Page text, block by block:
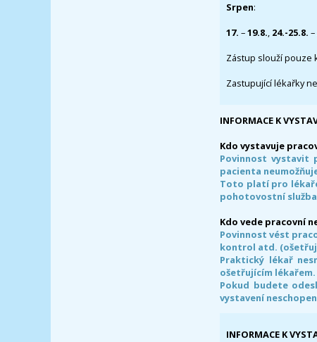
Srpen:
17. –19.8., 24.-25.8.
Zástup slouží pouze
Zastupující lékařky
INFORMACE K
Kdo vystavuje
Povinnost vystavit
pacienta
Toto platí pro
pohotovostní služba
Kdo vede pracovní
Povinnost vést
kontrol atd.
Praktický lékař
ošetřujícím
Pokud budete
vystavení
INFORMACE K